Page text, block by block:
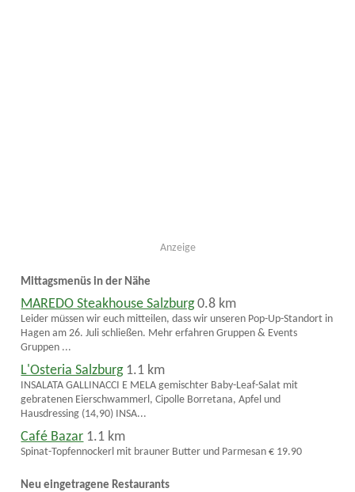
Anzeige
Mittagsmenüs in der Nähe
MAREDO Steakhouse Salzburg 0.8 km
Leider müssen wir euch mitteilen, dass wir unseren Pop-Up-Standort in
Hagen am 26. Juli schließen. Mehr erfahren Gruppen & Events
Gruppen ...
L'Osteria Salzburg 1.1 km
INSALATA GALLINACCI E MELA gemischter Baby-Leaf-Salat mit
gebratenen Eierschwammerl, Cipolle Borretana, Apfel und
Hausdressing (14,90) INSA...
Café Bazar 1.1 km
Spinat-Topfennockerl mit brauner Butter und Parmesan € 19.90
Neu eingetragene Restaurants